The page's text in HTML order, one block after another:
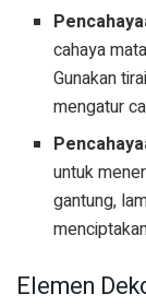
cahaya
Gunakan
mengatur
untuk
gantung,
Elemen